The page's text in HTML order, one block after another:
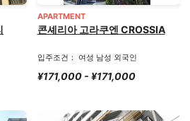
APARTMENT
콘셰리아 고라쿠엔 CROSSIA
입주조건： 여성 남성 외국인
¥171,000 - ¥171,000